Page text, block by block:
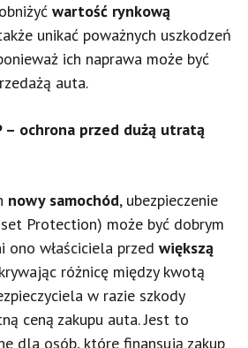
wartość rynkową
unikać poważnych uszkodzeń
ich naprawa może być
auta.
– ochrona przed dużą utratą
nowy samochód, ubezpieczenie
Protection) może być dobrym
ono właściciela przed większą
różnicę między kwotą
w razie szkody
ceną zakupu auta. Jest to
dla osób, które finansują zakup